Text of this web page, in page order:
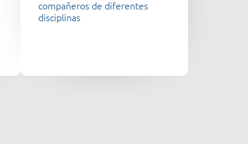
compañeros de diferentes
disciplinas